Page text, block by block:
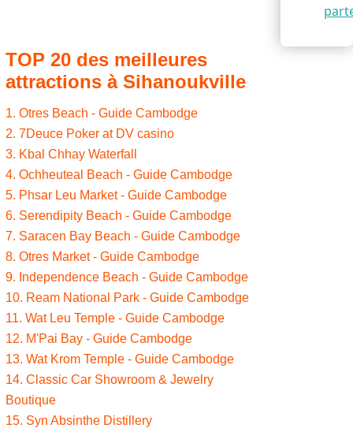
TOP 20 des meilleures
attractions à Sihanoukville
1. Otres Beach - Guide Cambodge
2. 7Deuce Poker at DV casino
3. Kbal Chhay Waterfall
4. Ochheuteal Beach - Guide Cambodge
5. Phsar Leu Market - Guide Cambodge
6. Serendipity Beach - Guide Cambodge
7. Saracen Bay Beach - Guide Cambodge
8. Otres Market - Guide Cambodge
9. Independence Beach - Guide Cambodge
10. Ream National Park - Guide Cambodge
11. Wat Leu Temple - Guide Cambodge
12. M'Pai Bay - Guide Cambodge
13. Wat Krom Temple - Guide Cambodge
14. Classic Car Showroom & Jewelry
Boutique
15. Syn Absinthe Distillery